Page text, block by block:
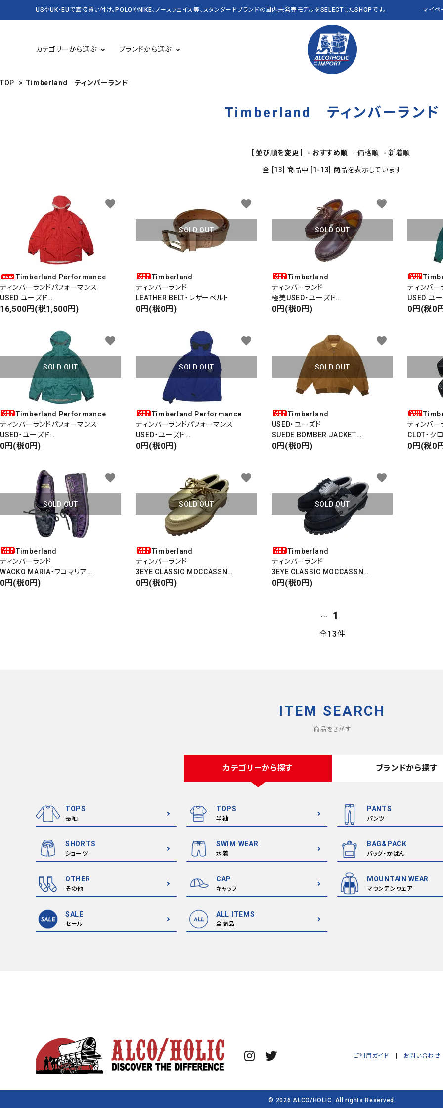
USやUK・EUで直接買い付け。POLOやNIKE、ノースフェイス等、スタンダードブランドの国内未発売モデルをSELECTしたSHOPです。 マイペ
カテゴリーから選ぶ
PANTS パンツ VEST ベスト
NORTH FACE
ブランドから選ぶ
Polo Ralph Lauren RLX
Clarks J CREW
L.L.Bean USA NAUTICA
STUSSY VANS OTHER BRANDS
TOP > Timberland ティンバーランド
Timberland ティンバーランド
[ 並び順を変更 ] - おすすめ順 - 価格順 - 新着順
全 [13] 商品中 [1-13] 商品を表示しています
Timberland Performance
ティンバーランドパフォーマンス
USED ユーズド
NYLON MOUTAIN PARKA
16,500円(税1,500円)
favorite
SOLD OUT
Timberland
ティンバーランド
LEATHER BELT・レザーベルト
0円(税0円)
favorite
SOLD OUT
Timberland
ティンバーランド
極美USED・ユーズド
AUTHENTIC 3EYE CLASSIC LUG
0円(税0円)
favorite
ティンバー
USED ユー
GORE-
0円(税0
SOLD OUT
Timberland Performance
ティンバーランドパフォーマンス
USED・ユーズド
MOUTAIN PARKA
0円(税0円)
favorite
SOLD OUT
Timberland Performance
ティンバーランドパフォーマンス
USED・ユーズド
MOUTAIN PARKA
0円(税0円)
favorite
SOLD OUT
Timberland
USED・ユーズド
SUEDE BOMBER JACKET
スエードボンバージャケット
0円(税0円)
favorite
ティンバー
CLOT・ク
0円(税0
SOLD OUT
Timberland
ティンバーランド
WACKO MARIA・ワコマリア
AUTHENTIC BOAT SHOE
0円(税0円)
favorite
SOLD OUT
Timberland
ティンバーランド
3EYE CLASSIC MOCCASSN
スリーアイ クラシックモカシン
0円(税0円)
favorite
SOLD OUT
Timberland
ティンバーランド
3EYE CLASSIC MOCCASSN
スリーアイ クラシックモカシン
0円(税0円)
favorite
... 1
全13件
キーワード
ITEM SEARCH
商品をさがす
カテゴリーから探す ブランドから探す
TOPS
長袖
TOPS
半袖
PANTS
パンツ
SHORTS
ショーツ
SWIM WEAR
水着
BAG&PACK
バッグ・かばん
OTHER
その他
CAP
キャップ
MOUNTAIN WEAR
マウンテンウェア
SALE
セール
ALL ITEMS
全商品
ご利用ガイド お問い合わせ
© 2026 ALCO/HOLIC. All rights Reserved.